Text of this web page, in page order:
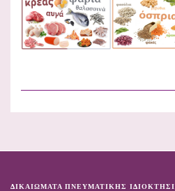
ΔΙΚΑΙΏΜΑΤΑ ΠΝΕΥΜΑΤΙΚΉΣ